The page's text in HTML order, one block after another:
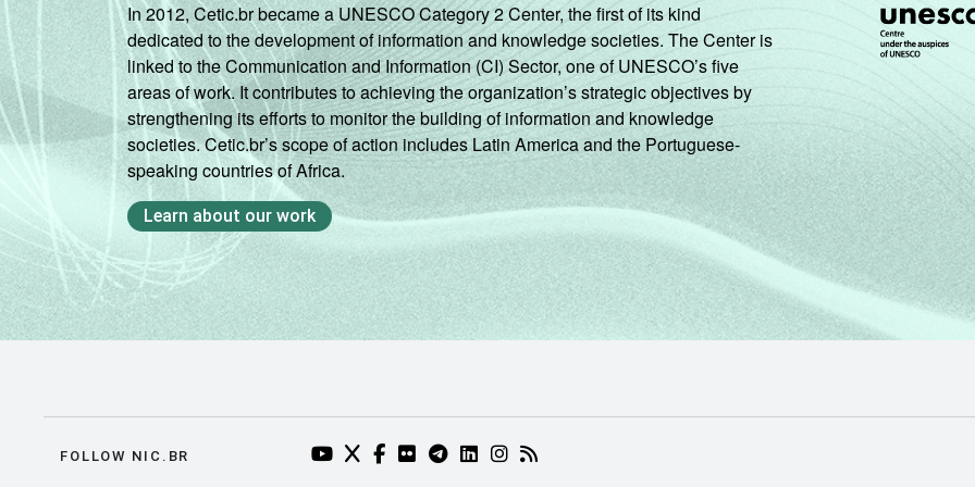
In 2012, Cetic.br became a UNESCO Category 2 Center, the first of its kind
dedicated to the development of information and knowledge societies. The Center is
linked to the Communication and Information (CI) Sector, one of UNESCO’s five
areas of work. It contributes to achieving the organization’s strategic objectives by
strengthening its efforts to monitor the building of information and knowledge
societies. Cetic.br’s scope of action includes Latin America and the Portuguese-
speaking countries of Africa.
Learn about our work
FOLLOW NIC.BR YOUTUBE DO NIC.BR (ABRE EM NOVA ABA)
TWITTER DO NIC.BR (ABRE EM NOVA ABA)
FACEBOOK DO NIC.BR (ABRE EM NOVA ABA)
FLICKR DO NIC.BR (ABRE EM NOVA ABA)
TELEGRAM DO NIC.BR (ABRE EM NOVA ABA)
LINKEDIN DO NIC.BR (ABRE EM NOVA ABA)
INSTAGRAM DO NIC.BR (ABRE EM NOVA ABA)
RSS DO NIC.BR (ABRE EM NOVA ABA)